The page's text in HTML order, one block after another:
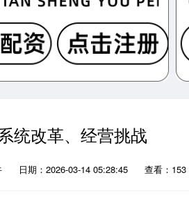
统改革、经营挑战
日期：2026-03-14 05:28:45 查看：153